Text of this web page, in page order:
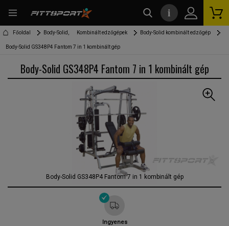
Főoldal Body-Solid, Kombinált edzőgépek Body-Solid kombinált edzőgép
Body-Solid GS348P4 Fantom 7 in 1 kombinált gép
Body-Solid GS348P4 Fantom 7 in 1 kombinált gép
Body-Solid GS348P4 Fantom 7 in 1 kombinált gép
Ingyenes
i
kereső